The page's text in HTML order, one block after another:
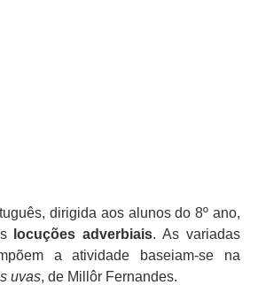
dirigida aos alunos do 8º ano,
locuções adverbiais. As variadas
a atividade baseiam-se na
uvas, de Millôr Fernandes.